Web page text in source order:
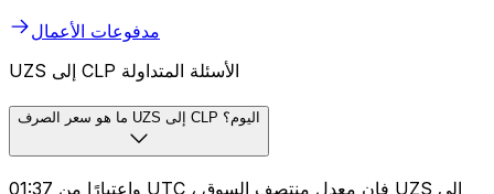
مدفوعات الأعمال
UZS إلى CLP الأسئلة المتداولة
ما هو سعر الصرف UZS إلى CLP اليوم؟
واعتبارًا من 01:37 UTC ، فإن معدل منتصف السوق UZS إلى